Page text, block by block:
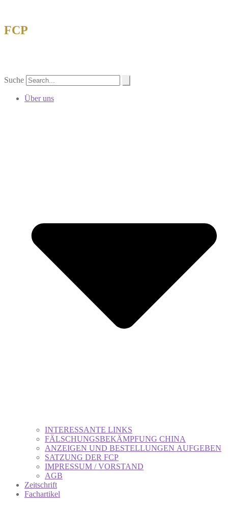
FCP
Suche
Über uns
INTERESSANTE LINKS
FÄLSCHUNGSBEKÄMPFUNG CHINA
ANZEIGEN UND BESTELLUNGEN AUFGEBEN
SATZUNG DER FCP
IMPRESSUM / VORSTAND
AGB
Zeitschrift
Fachartikel